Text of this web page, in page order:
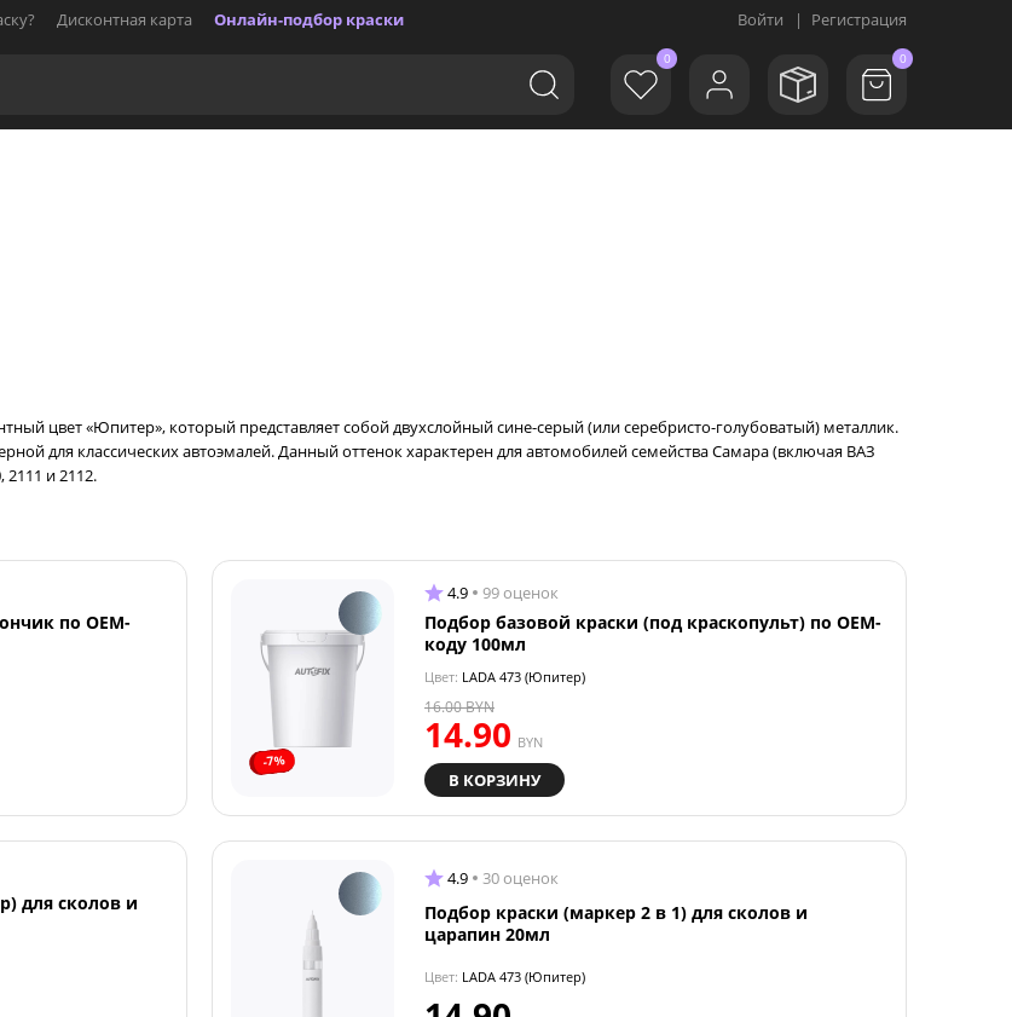
Дисконтная карта Онлайн-подбор краски Войти | Регистрация
0 0
цвет «Юпитер», который представляет собой двухслойный сине-серый (или серебристо-голубоватый) металлик.
для классических автоэмалей. Данный оттенок характерен для автомобилей семейства Самара (включая ВАЗ
2111 и 2112.
по OEM-
-7%
4.9 99 оценок
Подбор базовой краски (под краскопульт) по OEM-
коду 100мл
Цвет: LADA 473 (Юпитер)
14.90 BYN
16.00BYN
В КОРЗИНУ
для сколов и
4.9 30 оценок
Подбор краски (маркер 2 в 1) для сколов и
царапин 20мл
Цвет: LADA 473 (Юпитер)